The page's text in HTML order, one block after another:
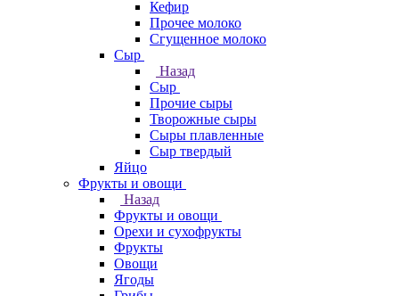
Кефир
Прочее молоко
Сгущенное молоко
Сыр
Назад
Сыр
Прочие сыры
Творожные сыры
Сыры плавленные
Сыр твердый
Яйцо
Фрукты и овощи
Назад
Фрукты и овощи
Орехи и сухофрукты
Фрукты
Овощи
Ягоды